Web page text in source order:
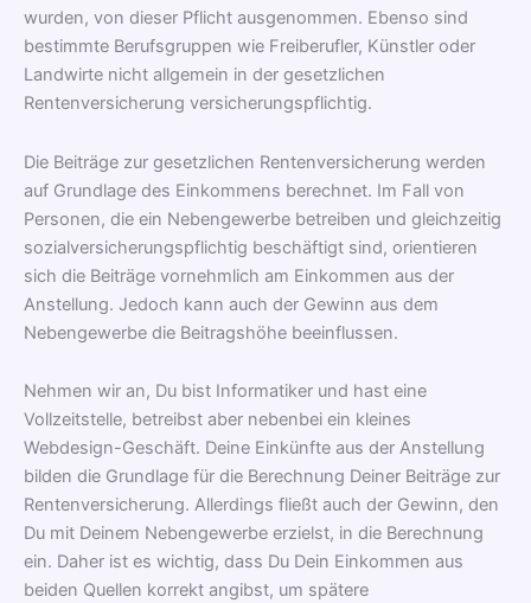
wurden, von dieser Pflicht ausgenommen. Ebenso sind
bestimmte Berufsgruppen wie Freiberufler, Künstler oder
Landwirte nicht allgemein in der gesetzlichen
Rentenversicherung versicherungspflichtig.
Die Beiträge zur gesetzlichen Rentenversicherung werden
auf Grundlage des Einkommens berechnet. Im Fall von
Personen, die ein Nebengewerbe betreiben und gleichzeitig
sozialversicherungspflichtig beschäftigt sind, orientieren
sich die Beiträge vornehmlich am Einkommen aus der
Anstellung. Jedoch kann auch der Gewinn aus dem
Nebengewerbe die Beitragshöhe beeinflussen.
Nehmen wir an, Du bist Informatiker und hast eine
Vollzeitstelle, betreibst aber nebenbei ein kleines
Webdesign-Geschäft. Deine Einkünfte aus der Anstellung
bilden die Grundlage für die Berechnung Deiner Beiträge zur
Rentenversicherung. Allerdings fließt auch der Gewinn, den
Du mit Deinem Nebengewerbe erzielst, in die Berechnung
ein. Daher ist es wichtig, dass Du Dein Einkommen aus
beiden Quellen korrekt angibst, um spätere